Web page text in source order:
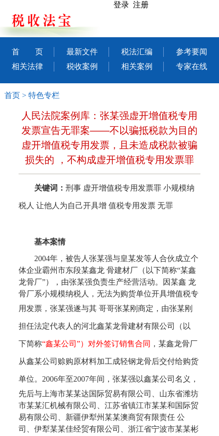
登录 注册
首 页 最新文件 税法汇编
参考要闻
相关法律
税收案例 相关案例 专家在线
首页> 特色专栏
人民法院案例库：张某强虚开增值税专用
发票宣告无罪案——不以骗抵税款为目的
虚开增值税专用发票，且未造成税款被骗
损失的 ，不构成虚开增值税专用发票罪
关键词：刑事 虚开增值税专用发票罪 小规模纳
税人 让他人为自己开具增 值税专用发票 无罪
基本案情
2004年，被告人张某强与皇某发等人合伙成立个
体企业霸州市东段某鑫龙 骨建材厂（以下简称“某鑫
龙骨厂”），由张某强负责生产经营活动。因某鑫 龙
骨厂系小规模纳税人，无法为购货单位开具增值税专
用发票，张某强遂与其 哥哥张某刚商定，由张某刚
担任法定代表人的河北鑫某龙骨建材有限公司（以
下简称“鑫某公司”）对外签订销售合同 ，某鑫龙骨厂
从鑫某公司赊购原材料加工成轻钢龙骨后交付给购货
单位。 2006年至2007年间，张某强以鑫某公司名义，
先后与上海市某某达国际贸易有限公司、山东省潍坊
市某某汇机械有限公司、江苏省镇江市某某和国际贸
易有限公司、新疆伊犁州某某澳商贸有限责任 公
司、伊犁某某佳经贸有限公司、浙江省宁波市某某彬